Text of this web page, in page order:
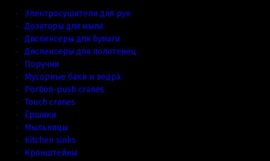
Электросушители для рук
Дозаторы для мыла
Диспенсеры для бумаги
Диспенсеры для полотенец
Поручни
Мусорные баки и ведра
Portion-push cranes
Touch cranes
Ёршики
Мыльницы
Kitchen sinks
Кронштейны